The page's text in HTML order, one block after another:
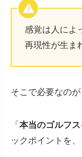
感覚は人によ
再現性が生ま
そこで必要なのが
「本当のゴルフ
ックポイントを、